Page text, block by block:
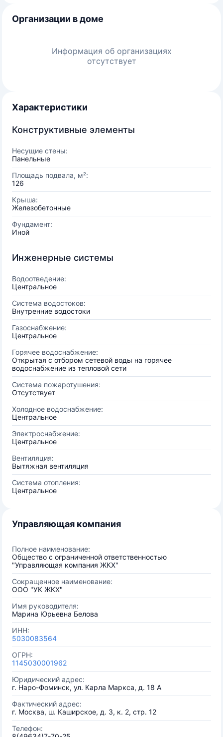
Организации в доме
Информация об организациях
отсутствует
Характеристики
Конструктивные элементы
Несущие стены:
Панельные
Площадь подвала, м²:
126
Крыша:
Железобетонные
Фундамент:
Иной
Инженерные системы
Водоотведение:
Центральное
Система водостоков:
Внутренние водостоки
Газоснабжение:
Центральное
Горячее водоснабжение:
Открытая с отбором сетевой воды на горячее
водоснабжение из тепловой сети
Система пожаротушения:
Отсутствует
Холодное водоснабжение:
Центральное
Электроснабжение:
Центральное
Вентиляция:
Вытяжная вентиляция
Система отопления:
Центральное
Управляющая компания
Полное наименование:
Общество с ограниченной ответственностью
"Управляющая компания ЖКХ"
Сокращенное наименование:
ООО "УК ЖКХ"
Имя руководителя:
Марина Юрьевна Белова
ИНН:
5030083564
ОГРН:
1145030001962
Юридический адрес:
г. Наро-Фоминск, ул. Карла Маркса, д. 18 А
Фактический адрес:
г. Москва, ш. Каширское, д. 3, к. 2, стр. 12
Телефон: